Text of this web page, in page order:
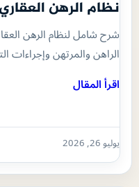
نظام الرهن
شرح شامل لنظام الرهن
الراهن والمرتهن وإجراءات
اقرأ المقال
يوليو 26, 2026